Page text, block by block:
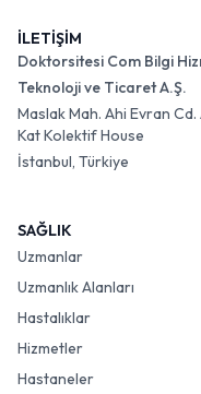
İLETİŞİM
Doktorsitesi Com Bilgi
Teknoloji ve Ticaret A.Ş.
Maslak Mah. Ahi Evran
Kat Kolektif House
İstanbul, Türkiye
SAĞLIK
Uzmanlar
Uzmanlık Alanları
Hastalıklar
Hizmetler
Hastaneler